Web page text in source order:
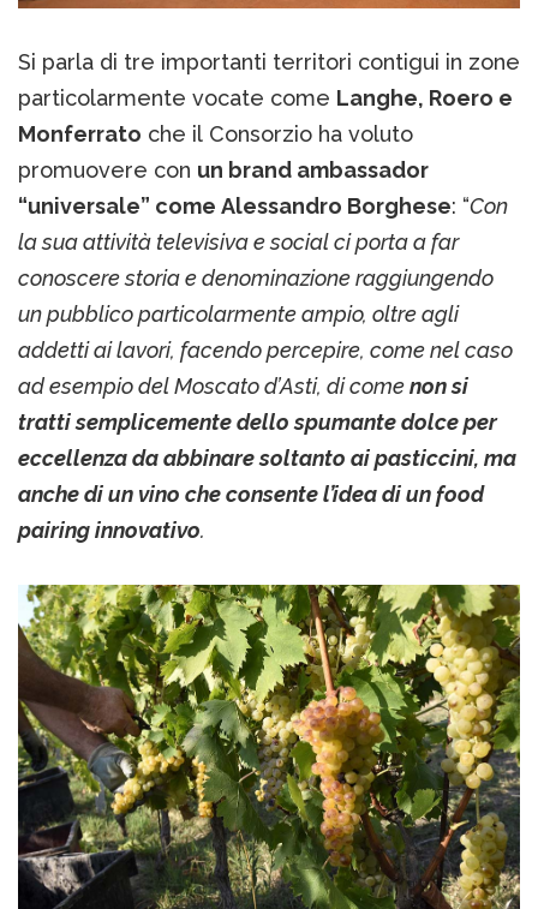
Si parla di tre importanti territori contigui in zone
particolarmente vocate come Langhe, Roero e
Monferrato che il Consorzio ha voluto
promuovere con un brand ambassador
“universale” come Alessandro Borghese: “Con
la sua attività televisiva e social ci porta a far
conoscere storia e denominazione raggiungendo
un pubblico particolarmente ampio, oltre agli
addetti ai lavori, facendo percepire, come nel caso
ad esempio del Moscato d’Asti, di comenon si
tratti semplicemente dello spumante dolce per
eccellenza da abbinare soltanto ai pasticcini, ma
anche di un vino che consente l’idea di un food
pairing innovativo.